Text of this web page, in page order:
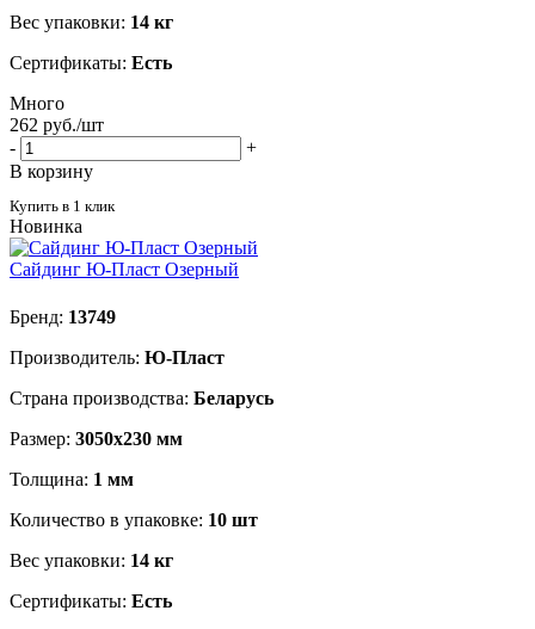
Вес упаковки: 14 кг
Сертификаты: Есть
Много
262 руб./шт
-
+
В корзину
Купить в 1 клик
Новинка
Сайдинг Ю-Пласт Озерный
Бренд: 13749
Производитель: Ю-Пласт
Страна производства: Беларусь
Размер: 3050х230 мм
Толщина: 1 мм
Количество в упаковке: 10 шт
Вес упаковки: 14 кг
Сертификаты: Есть